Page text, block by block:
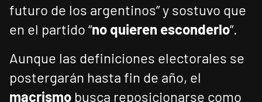
futuro de los argentinos” y sostuvo que
en el partido “no quieren esconderlo”.
Aunque las definiciones electorales se
postergarán hasta fin de año, el
macrismo busca reposicionarse como